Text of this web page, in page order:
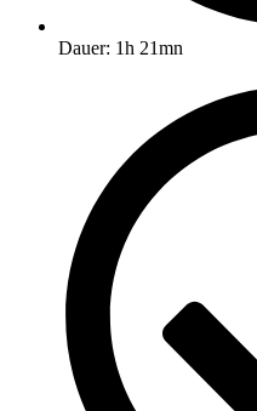
Dauer: 1h 21mn